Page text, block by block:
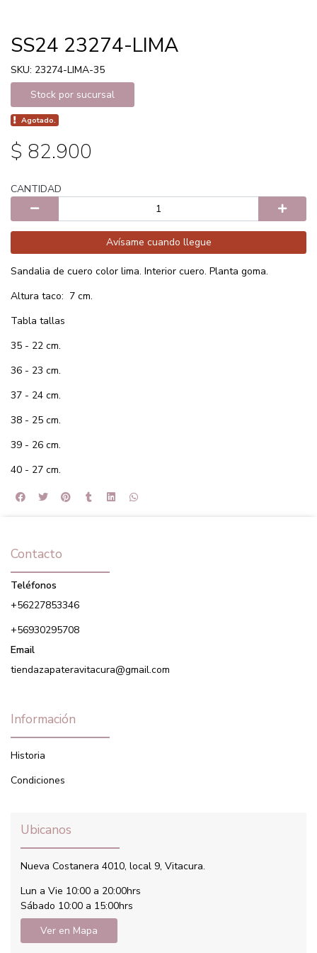
SS24 23274-LIMA
SKU: 23274-LIMA-35
Stock por sucursal
Agotado.
$ 82.900
CANTIDAD
Avísame cuando llegue
Sandalia de cuero color lima. Interior cuero. Planta goma.
Altura taco: 7 cm.
Tabla tallas
35 - 22 cm.
36 - 23 cm.
37 - 24 cm.
38 - 25 cm.
39 - 26 cm.
40 - 27 cm.
Contacto
Teléfonos
+56227853346
+56930295708
Email
tiendazapateravitacura@gmail.com
Información
Historia
Condiciones
Ubicanos
Nueva Costanera 4010, local 9, Vitacura.
Lun a Vie 10:00 a 20:00hrs
Sábado 10:00 a 15:00hrs
Ver en Mapa